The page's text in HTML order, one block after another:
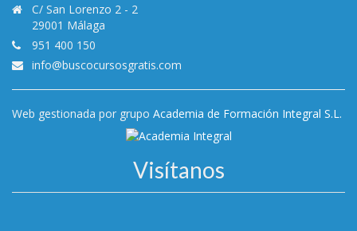
C/ San Lorenzo 2 - 2
29001 Málaga
951 400 150
info@buscocursosgratis.com
Web gestionada por grupo Academia de Formación Integral S.L.
Visítanos